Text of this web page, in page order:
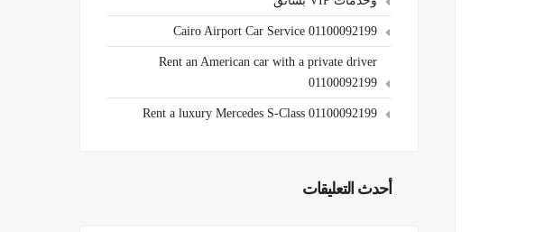
Cairo Airport Car Service 01100092199
Rent an American car with a private driver
01100092199
Rent a luxury Mercedes S-Class 01100092199
أحدث التعليقات